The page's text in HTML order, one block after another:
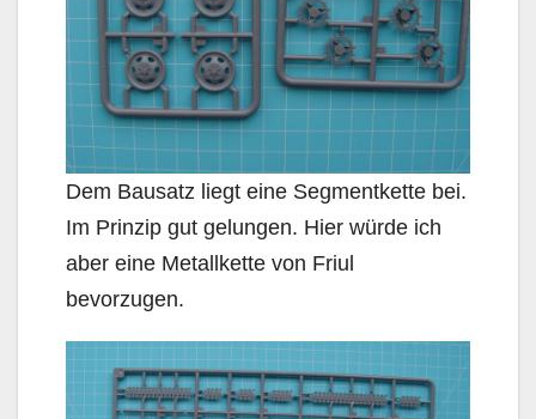
Dem Bausatz liegt eine Segmentkette bei.
Im Prinzip gut gelungen. Hier würde ich
aber eine Metallkette von Friul
bevorzugen.